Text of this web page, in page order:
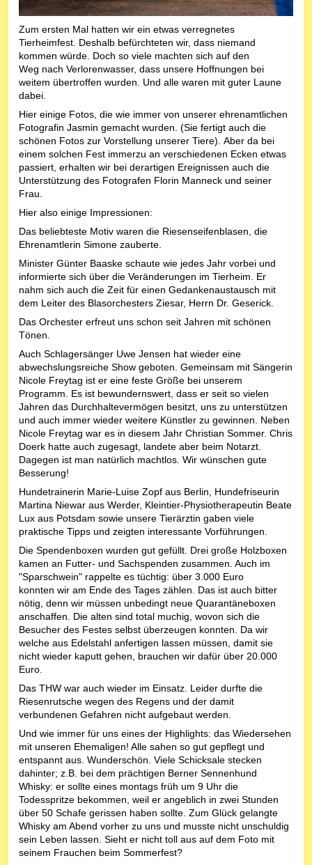
Zum ersten Mal hatten wir ein etwas verregnetes
Tierheimfest. Deshalb befürchteten wir, dass niemand
kommen würde. Doch so viele machten sich auf den
Weg nach Verlorenwasser, dass unsere Hoffnungen bei
weitem übertroffen wurden. Und alle waren mit guter Laune
dabei.
Hier einige Fotos, die wie immer von unserer ehrenamtlichen
Fotografin Jasmin gemacht wurden. (Sie fertigt auch die
schönen Fotos zur Vorstellung unserer Tiere). Aber da bei
einem solchen Fest immerzu an verschiedenen Ecken etwas
passiert, erhalten wir bei derartigen Ereignissen auch die
Unterstützung des Fotografen Florin Manneck und seiner
Frau.
Hier also einige Impressionen:
Das beliebteste Motiv waren die Riesenseifenblasen, die
Ehrenamtlerin Simone zauberte.
Minister Günter Baaske schaute wie jedes Jahr vorbei und
informierte sich über die Veränderungen im Tierheim. Er
nahm sich auch die Zeit für einen Gedankenaustausch mit
dem Leiter des Blasorchesters Ziesar, Herrn Dr. Geserick.
Das Orchester erfreut uns schon seit Jahren mit schönen
Tönen.
Auch Schlagersänger Uwe Jensen hat wieder eine
abwechslungsreiche Show geboten. Gemeinsam mit Sängerin
Nicole Freytag ist er eine feste Größe bei unserem
Programm. Es ist bewundernswert, dass er seit so vielen
Jahren das Durchhaltevermögen besitzt, uns zu unterstützen
und auch immer wieder weitere Künstler zu gewinnen. Neben
Nicole Freytag war es in diesem Jahr Christian Sommer. Chris
Doerk hatte auch zugesagt, landete aber beim Notarzt.
Dagegen ist man natürlich machtlos. Wir wünschen gute
Besserung!
Hundetrainerin Marie-Luise Zopf aus Berlin, Hundefriseurin
Martina Niewar aus Werder, Kleintier-Physiotherapeutin Beate
Lux aus Potsdam sowie unsere Tierärztin gaben viele
praktische Tipps und zeigten interessante Vorführungen.
Die Spendenboxen wurden gut gefüllt. Drei große Holzboxen
kamen an Futter- und Sachspenden zusammen. Auch im
"Sparschwein" rappelte es tüchtig: über 3.000 Euro
konnten wir am Ende des Tages zählen. Das ist auch bitter
nötig, denn wir müssen unbedingt neue Quarantäneboxen
anschaffen. Die alten sind total muchig, wovon sich die
Besucher des Festes selbst überzeugen konnten. Da wir
welche aus Edelstahl anfertigen lassen müssen, damit sie
nicht wieder kaputt gehen, brauchen wir dafür über 20.000
Euro.
Das THW war auch wieder im Einsatz. Leider durfte die
Riesenrutsche wegen des Regens und der damit
verbundenen Gefahren nicht aufgebaut werden.
Und wie immer für uns eines der Highlights: das Wiedersehen
mit unseren Ehemaligen! Alle sahen so gut gepflegt und
entspannt aus. Wunderschön. Viele Schicksale stecken
dahinter; z.B. bei dem prächtigen Berner Sennenhund
Whisky: er sollte eines montags früh um 9 Uhr die
Todesspritze bekommen, weil er angeblich in zwei Stunden
über 50 Schafe gerissen haben sollte. Zum Glück gelangte
Whisky am Abend vorher zu uns und musste nicht unschuldig
sein Leben lassen. Sieht er nicht toll aus auf dem Foto mit
seinem Frauchen beim Sommerfest?